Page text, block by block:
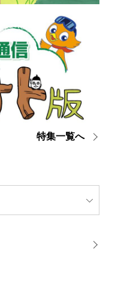
特集一覧へ